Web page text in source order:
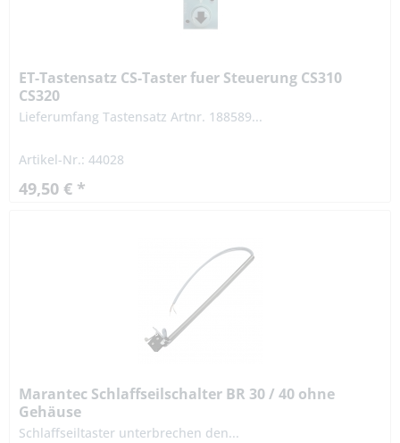
ET-Tastensatz CS-Taster fuer Steuerung CS310
CS320
Lieferumfang Tastensatz Artnr. 188589...
Artikel-Nr.: 44028
49,50 € *
Marantec Schlaffseilschalter BR 30 / 40 ohne
Gehäuse
Schlaffseiltaster unterbrechen den...